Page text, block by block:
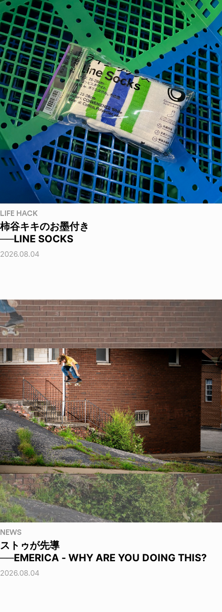
LIFE HACK
柿谷キキのお墨付き
──LINE SOCKS
2026.08.04
NEWS
ストゥが先導
──EMERICA - WHY ARE YOU DOING THIS?
2026.08.04